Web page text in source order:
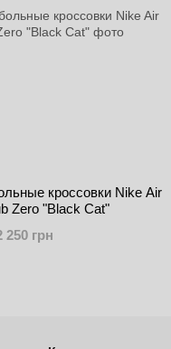
кроссовки Nike Air
Zero "Black Cat"
250 грн